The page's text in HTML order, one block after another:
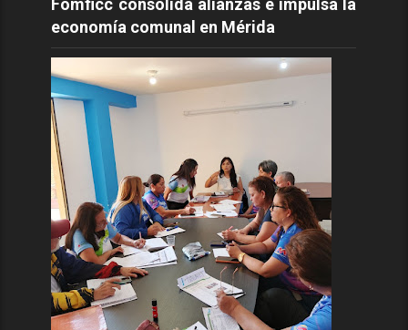
Fomficc consolida alianzas e impulsa la
economía comunal en Mérida